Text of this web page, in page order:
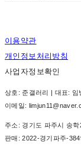
이용약관
개인정보처리방침
사업자정보확인
상호: 준갤러리 | 대표:
이메일:
주소: 경기도 파주시 송
판매:2022-경기파주-